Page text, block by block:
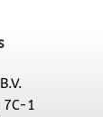
7C-1